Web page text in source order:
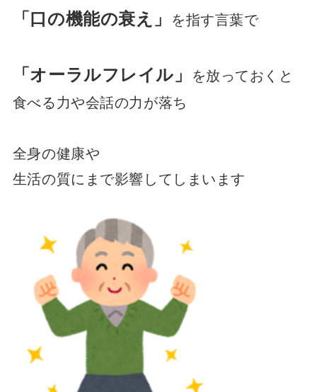
「口の機能の衰え」 を指す言葉で
「オーラルフレイル」
を放っておくと
食べる力や会話の力が落ち
全身の健康や
生活の質にまで影響してしまいます